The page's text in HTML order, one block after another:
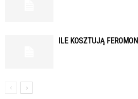
ILE KOSZTUJĄ